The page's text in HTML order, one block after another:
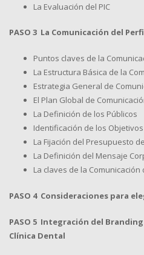
La Evaluación del PIC
PASO 3 La Comunicación del
Puntos claves de la
La Estructura Básica de la
Estrategia General de
El Plan Global de
La Definición de los Públicos
Identificación de los
La Fijación del Presupuesto
La Definición del Mensaje
La claves de la
PASO 4 Consideraciones para
PASO 5 Integración del
Clínica Dental